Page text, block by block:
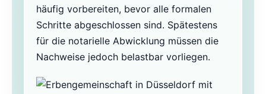
häufig vorbereiten, bevor alle formalen
Schritte abgeschlossen sind. Spätestens
für die notarielle Abwicklung müssen die
Nachweise jedoch belastbar vorliegen.